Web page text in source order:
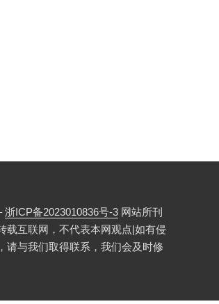
浙ICP备2023010836号-3 网站所刊
载互联网，不代表本网观点|如有侵
请与我们取得联系，我们会及时修